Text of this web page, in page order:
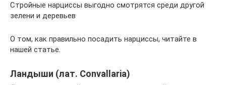
Стройные нарциссы выгодно смотрятся среди другой
зелени и деревьев
О том, как правильно посадить нарциссы, читайте в
нашей статье.
Ландыши (лат. Convallaria)